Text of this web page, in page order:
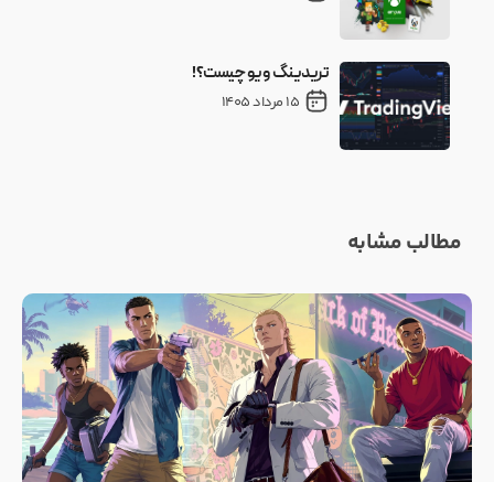
تریدینگ ویو چیست؟!
15 مرداد 1405
مطالب مشابه